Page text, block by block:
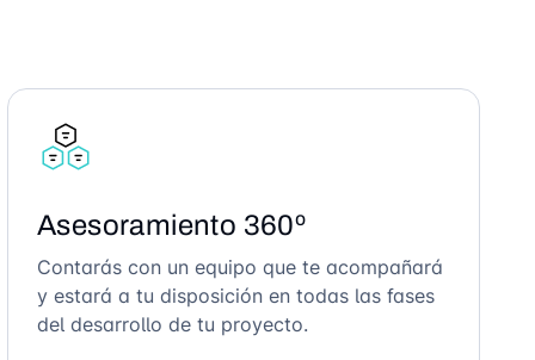
Asesoramiento 360º
Contarás con un equipo que te acompañará
y estará a tu disposición en todas las fases
del desarrollo de tu proyecto.